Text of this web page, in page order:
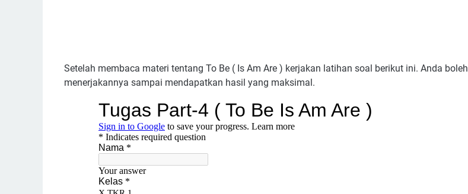
Setelah membaca materi tentang To Be ( Is Am Are ) kerjakan latihan soal berikut ini. Anda boleh
menerjakannya sampai mendapatkan hasil yang maksimal.